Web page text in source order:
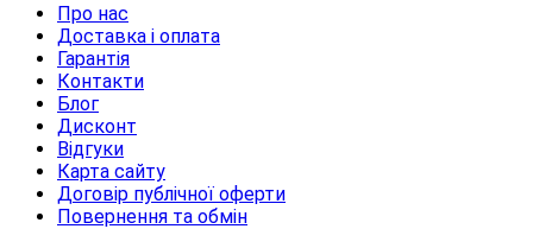
Про нас
Доставка і оплата
Гарантія
Контакти
Блог
Дисконт
Відгуки
Карта сайту
Договір публічної оферти
Повернення та обмін